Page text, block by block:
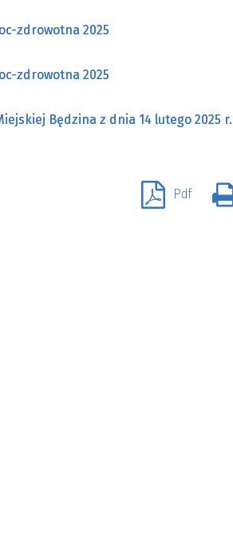
zdrowotna 2025
zdrowotna 2025
Będzina z dnia 14 lutego 2025 r.
Pdf